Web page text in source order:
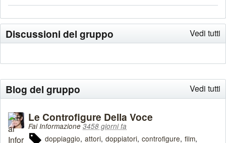
Vedi tutti
Discussioni del gruppo
Vedi tutti
Blog del gruppo
Le Controfigure Della Voce
Fai Informazione 3458 giorni fa
doppiaggio attori doppiatori controfigure film